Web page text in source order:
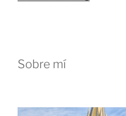
Sobre mí